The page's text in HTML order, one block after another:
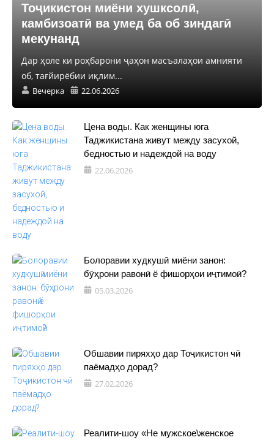
Тоҷикистон миёни хушксолӣ,
камбизоатӣ ва умед ба об зиндагӣ
мекунанд
Дар ҳоле ки роҳбарони ҷаҳон масъалаҳои амнияти
об, тағйирёбии иқлим...
Вечерка 22.06.2026
Цена воды. Как женщины юга
Таджикистана живут между засухой,
бедностью и надеждой на воду
22.06.2026
Болоравии худкушӣ миёни занон:
бӯҳрони равонӣ ё фишорҳои иҷтимоӣ?
05.03.2026
Обшавии пиряхҳо дар Тоҷикистон чӣ
паёмадҳо дорад?
27.02.2026
Реалити-шоу «Не мужское\женское